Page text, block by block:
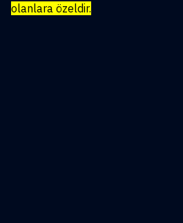
olanlara özeldir.